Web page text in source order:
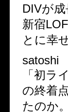
DIVが
新宿
とに幸
satoshi
「初ラ
の終着
たのか